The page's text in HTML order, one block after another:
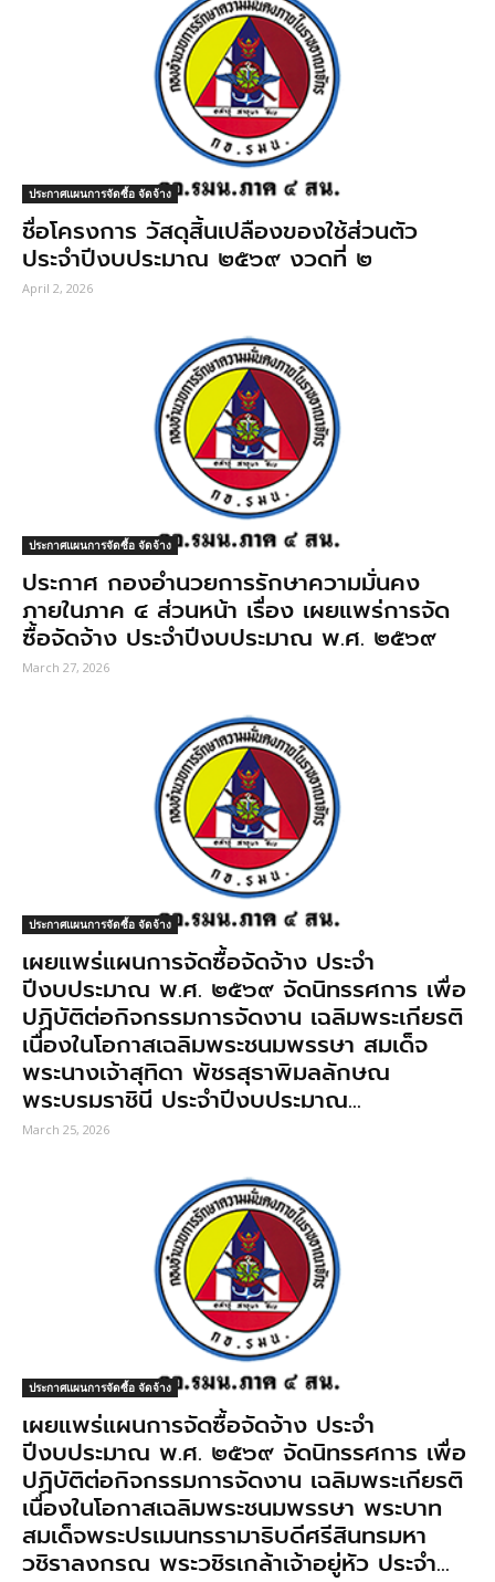
ประกาศแผนการจัดซื้อ จัดจ้าง
ชื่อโครงการ วัสดุสิ้นเปลืองของใช้ส่วนตัว
ประจำปีงบประมาณ ๒๕๖๙ งวดที่ ๒
April 2, 2026
ประกาศแผนการจัดซื้อ จัดจ้าง
ประกาศ กองอํานวยการรักษาความมั่นคง
ภายในภาค ๔ ส่วนหน้า เรื่อง เผยแพร่การจัด
ซื้อจัดจ้าง ประจำปีงบประมาณ พ.ศ. ๒๕๖๙
March 27, 2026
ประกาศแผนการจัดซื้อ จัดจ้าง
เผยแพร่แผนการจัดซื้อจัดจ้าง ประจํา
ปีงบประมาณ พ.ศ. ๒๕๖๙ จัดนิทรรศการ เพื่อ
ปฏิบัติต่อกิจกรรมการจัดงาน เฉลิมพระเกียรติ
เนื่องในโอกาสเฉลิมพระชนมพรรษา สมเด็จ
พระนางเจ้าสุทิดา พัชรสุธาพิมลลักษณ
พระบรมราชินี ประจําปีงบประมาณ...
March 25, 2026
ประกาศแผนการจัดซื้อ จัดจ้าง
เผยแพร่แผนการจัดซื้อจัดจ้าง ประจํา
ปีงบประมาณ พ.ศ. ๒๕๖๙ จัดนิทรรศการ เพื่อ
ปฏิบัติต่อกิจกรรมการจัดงาน เฉลิมพระเกียรติ
เนื่องในโอกาสเฉลิมพระชนมพรรษา พระบาท
สมเด็จพระปรเมนทรรามาธิบดีศรีสินทรมหา
วชิราลงกรณ พระวชิรเกล้าเจ้าอยู่หัว ประจํา...